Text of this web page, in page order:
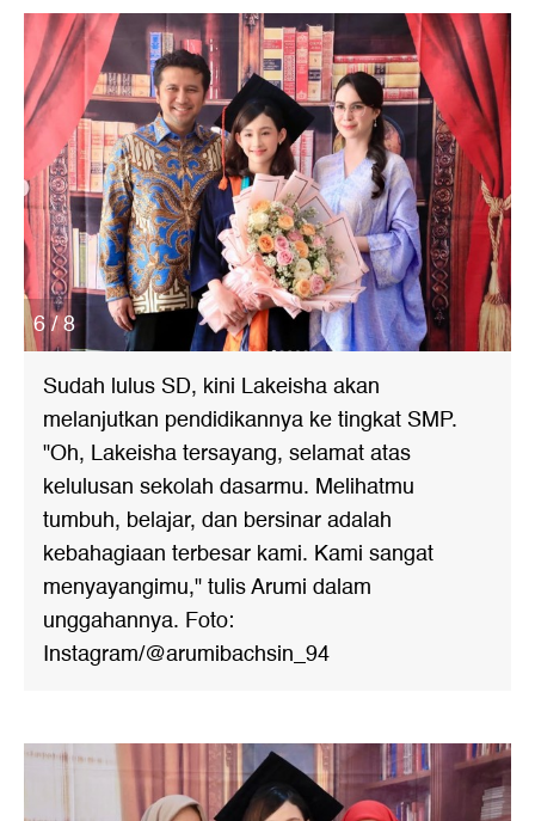
6 / 8
Sudah lulus SD, kini Lakeisha akan
melanjutkan pendidikannya ke tingkat SMP.
"Oh, Lakeisha tersayang, selamat atas
kelulusan sekolah dasarmu. Melihatmu
tumbuh, belajar, dan bersinar adalah
kebahagiaan terbesar kami. Kami sangat
menyayangimu," tulis Arumi dalam
unggahannya. Foto:
Instagram/@arumibachsin_94